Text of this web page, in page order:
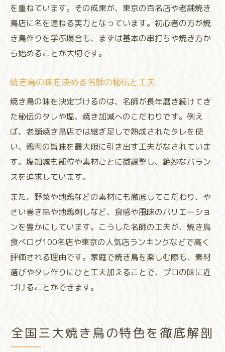
を重ねています。その成果が、東京の百名店や老舗焼き
鳥店に名を連ねる実力となっています。初心者の方が焼
き鳥作りを学ぶ場合も、まずは基本の串打ちや焼き方か
ら始めることが大切です。
焼き鳥の味を決める名師の秘伝と工夫
焼き鳥の味を決定づけるのは、名師が長年磨き続けてき
た秘伝のタレや塩、焼き加減へのこだわりです。例え
ば、老舗焼き鳥店では継ぎ足しで熟成されたタレを使
い、鶏肉の旨味を最大限に引き出す工夫がなされていま
す。塩加減も部位や素材ごとに微調整し、絶妙なバラン
スを追求しています。
また、野菜や地鶏などの素材にも徹底してこだわり、や
さい巻き串や地鶏刺しなど、食感や風味のバリエーショ
ンを豊かにしています。こうした名師の工夫が、焼き鳥
食べログ100名店や東京の人気店ランキングなどで高く
評価される理由です。家庭で焼き鳥を楽しむ際も、素材
選びやタレ作りにひと工夫加えることで、プロの味に近
づけることができます。
全国三大焼き鳥の特色を徹底解剖